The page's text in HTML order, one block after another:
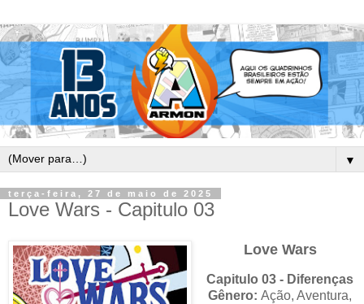
▼
terça-feira, 27 de maio de 2025
Love Wars - Capitulo 03
Love Wars
Capitulo 03 - Diferenças
Gênero: Ação, Aventura,